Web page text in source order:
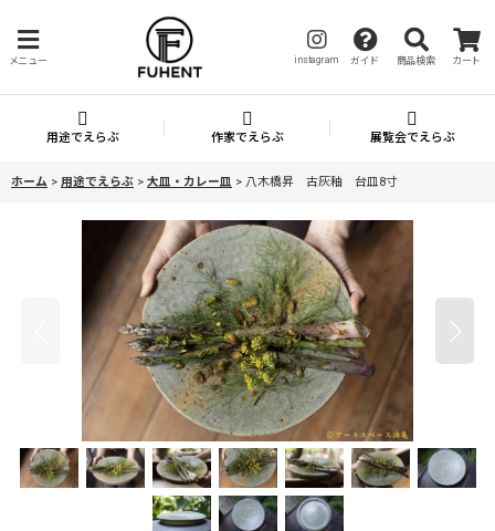
メニュー instagram ガイド 商品検索 カート
用途でえらぶ 作家でえらぶ 展覧会でえらぶ
ホーム > 用途でえらぶ > 大皿・カレー皿 > 八木橋昇 古灰釉 台皿8寸